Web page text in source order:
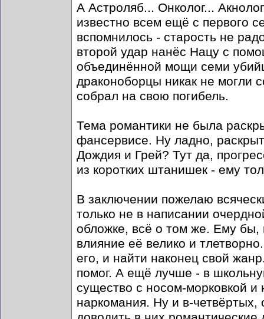
А Астроляб... Онколог...
известно всем ещё с первого
вспомнилось - старость не
второй удар нанёс Нацу с
объединённой мощи семи
драконоборцы никак не могли
собрал на свою погибель.
Тема романтики не была
фансервисе. Ну ладно,
Дождия и Грей? Тут да,
из коротких штанишек - ему
В заключении пожелаю
только не в написании
обложке, всё о том же. Ему бы,
влияние её велико и
его, и найти наконец свой
помог. А ещё лучше - в
существо с носом-морковкой и
наркомания. Ну и в-